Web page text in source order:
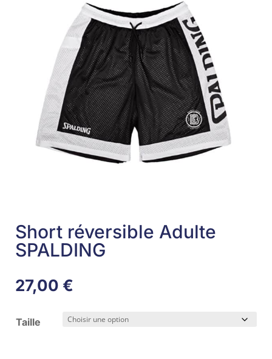
Short réversible Adulte
SPALDING
27,00 €
Taille